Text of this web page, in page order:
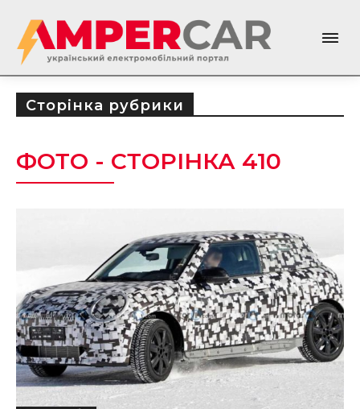
Сторінка рубрики
ФОТО - СТОРІНКА 410